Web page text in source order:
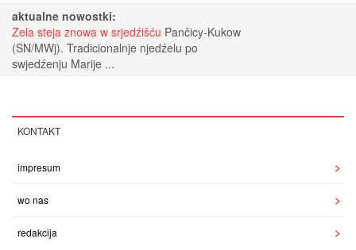
aktualne nowostki:
Zela steja znowa w srjedźišću Pančicy-Kukow
(SN/MWj). Tradicionalnje njedźelu po
swjedźenju Marije ...
KONTAKT
impresum
wo nas
redakcija